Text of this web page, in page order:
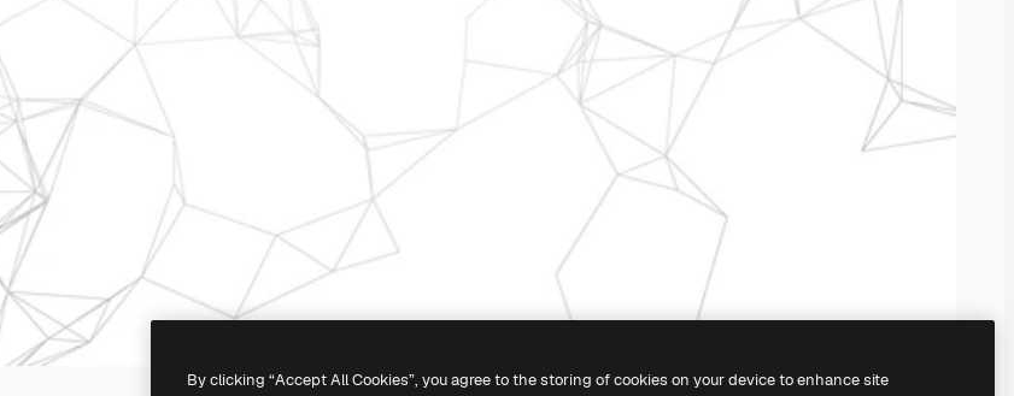
By clicking “Accept All Cookies”, you agree to the storing of cookies on your device to enhance site